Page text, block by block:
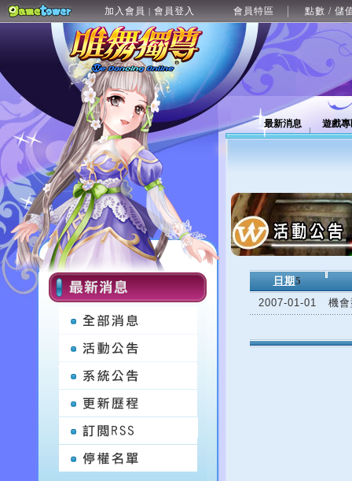
加入會員 | 會員登入 會員特區 點數 / 儲
最新消息 遊戲
日期 5
2007-01-01
機